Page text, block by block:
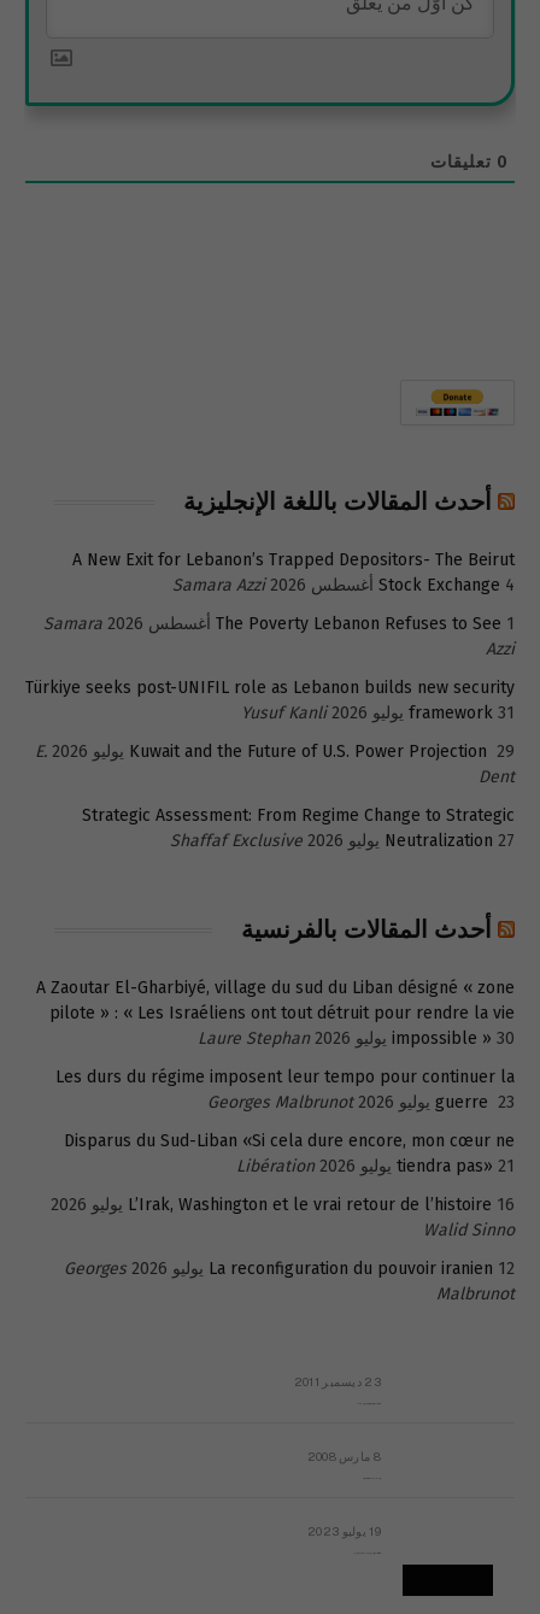
0 تعليقات
أحدث المقالات باللغة الإنجليزية
A New Exit for Lebanon’s Trapped Depositors- The Beirut
Stock Exchange 4 أغسطس 2026
Samara Azzi
The Poverty Lebanon Refuses to See 1 أغسطس 2026
Samara
Azzi
Türkiye seeks post-UNIFIL role as Lebanon builds new security
framework 31 يوليو 2026
Yusuf Kanli
Kuwait and the Future of U.S. Power Projection 29 يوليو 2026
E.
Dent
Strategic Assessment: From Regime Change to Strategic
Neutralization 27 يوليو 2026 Shaffaf Exclusive
أحدث المقالات بالفرنسية
A Zaoutar El-Gharbiyé, village du sud du Liban désigné « zone
pilote » : « Les Israéliens ont tout détruit pour rendre la vie
impossible » 30 يوليو 2026
Laure Stephan
Les durs du régime imposent leur tempo pour continuer la
guerre 23 يوليو 2026
Georges Malbrunot
Disparus du Sud-Liban «Si cela dure encore, mon cœur ne
tiendra pas» 21 يوليو 2026
Libération
L’Irak, Washington et le vrai retour de l’histoire 16 يوليو 2026
Walid Sinno
La reconfiguration du pouvoir iranien 12 يوليو 2026
Georges
Malbrunot
23 ديسمبر 2011
8 مارس 2008
19 يوليو 2023